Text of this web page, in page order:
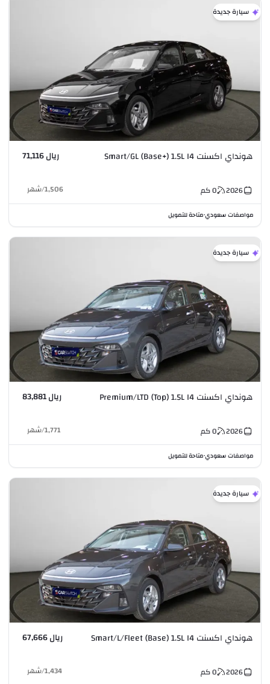
سيارة جديدة
هونداي اكسنت Smart/GL (Base+) 1.5L I4 ريال 71,116
2026
0كم 1,506
/شهر
مواصفات سعودي•متاحة للتمويل
سيارة جديدة
هونداي اكسنت Premium/LTD (Top) 1.5L I4 ريال 83,881
2026
0كم 1,771
/شهر
مواصفات سعودي•متاحة للتمويل
سيارة جديدة
هونداي اكسنت Smart/L/Fleet (Base) 1.5L I4 ريال 67,666
2026
0كم 1,434
/شهر